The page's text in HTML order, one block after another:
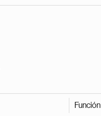
Función